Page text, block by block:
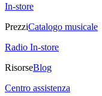
In-store
PrezziCatalogo musicale
Radio In-store
RisorseBlog
Centro assistenza